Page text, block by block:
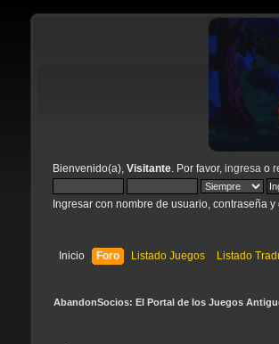
Bienvenido(a), Visitante. Por favor, ingresa o
Ingresar con nombre de usuario, contraseña
Inicio Foro Listado Juegos Listado
AbandonSocios: El Portal de los Juegos